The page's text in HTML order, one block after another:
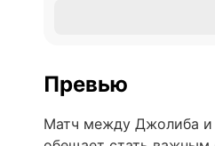
Превью
Матч между Джолиба и